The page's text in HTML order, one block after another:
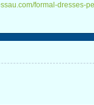
formal-dresses-